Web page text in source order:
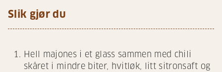
Slik gjør du
Hell majones i et glass sammen med chili
skåret i mindre biter, hvitløk, litt sitronsaft og